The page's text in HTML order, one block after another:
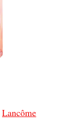
Lancôme